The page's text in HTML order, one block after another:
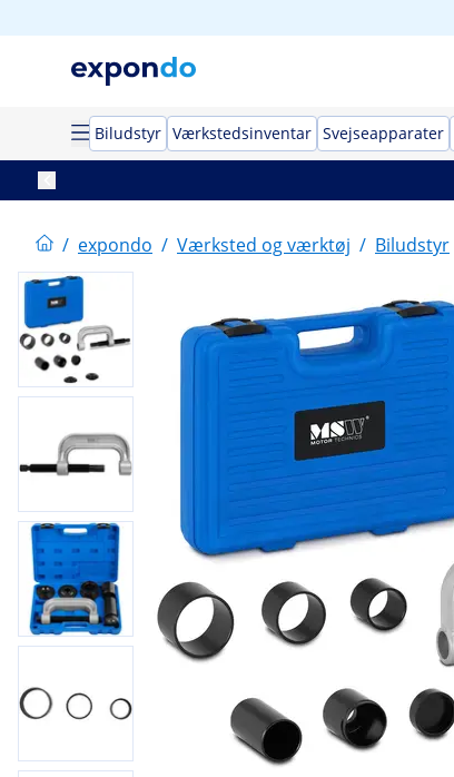
Biludstyr Værkstedsinventar Svejseapparater
/ expondo / Værksted og værktøj / Biludstyr